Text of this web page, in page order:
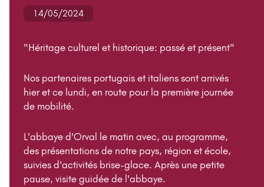
14/05/2024
"Héritage culturel et historique: passé et présent"
Nos partenaires portugais et italiens sont arrivés
hier et ce lundi, en route pour la première journée
de mobilité.
L'abbaye d'Orval le matin avec, au programme,
des présentations de notre pays, région et école,
suivies d'activités brise-glace. Après une petite
pause, visite guidée de l'abbaye.